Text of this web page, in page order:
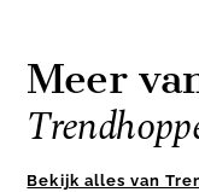
Meer
Bekijk alles van